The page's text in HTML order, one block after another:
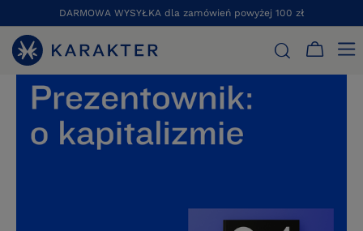
DARMOWA WYSYŁKA dla zamówień powyżej 100 zł
STRONA GŁÓWNA PAKIETY PREZENTOWNIK: O